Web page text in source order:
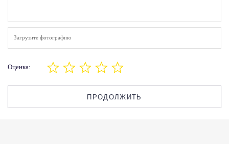
Загрузите фотографию
Оценка:
ПРОДОЛЖИТЬ